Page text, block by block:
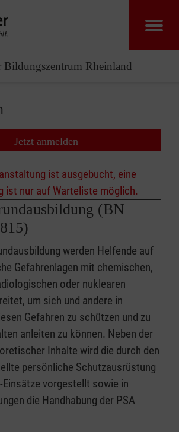
Bildungszentrum Rheinland
Jetzt anmelden
ist ausgebucht, eine
ist nur auf Warteliste möglich.
(BN
werden Helfende auf
Gefahrenlagen mit chemischen,
oder nuklearen
um sich und andere in
Gefahren zu schützen und zu
anleiten zu können. Neben der
Inhalte wird die durch den
persönliche Schutzausrüstung
Einsätze vorgestellt sowie in
die Handhabung der PSA